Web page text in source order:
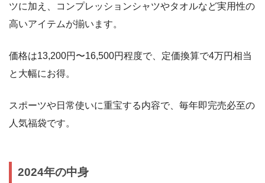
ツに加え、コンプレッションシャツやタオルなど実用性の
高いアイテムが揃います。
価格は13,200円〜16,500円程度で、定価換算で4万円相当
と大幅にお得。
スポーツや日常使いに重宝する内容で、毎年即完売必至の
人気福袋です。
2024年の中身